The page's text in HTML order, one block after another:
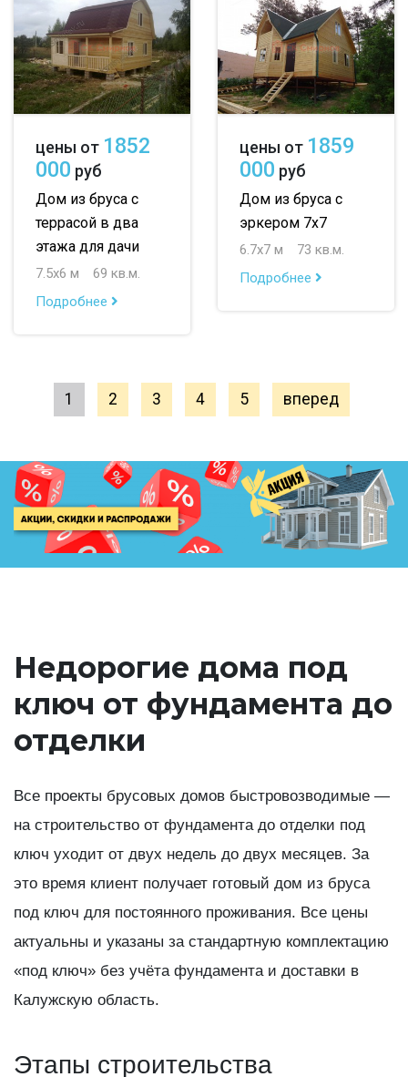
цены от 1852
000 руб
Дом из бруса с
террасой в два
этажа для дачи
7.5х6 м
69 кв.м.
Подробнее
цены от 1859
000 руб
Дом из бруса с
эркером 7х7
6.7х7 м
73 кв.м.
Подробнее
1 2 3 4 5 вперед
Недорогие дома под
ключ от фундамента до
отделки
Все проекты брусовых домов быстровозводимые —
на строительство от фундамента до отделки под
ключ уходит от двух недель до двух месяцев. За
это время клиент получает готовый дом из бруса
под ключ для постоянного проживания. Все цены
актуальны и указаны за стандартную комплектацию
«под ключ» без учёта фундамента и доставки в
Калужскую область.
Этапы строительства